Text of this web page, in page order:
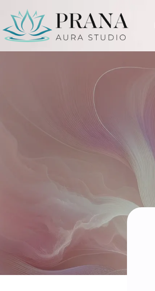
Aura Studio Prana